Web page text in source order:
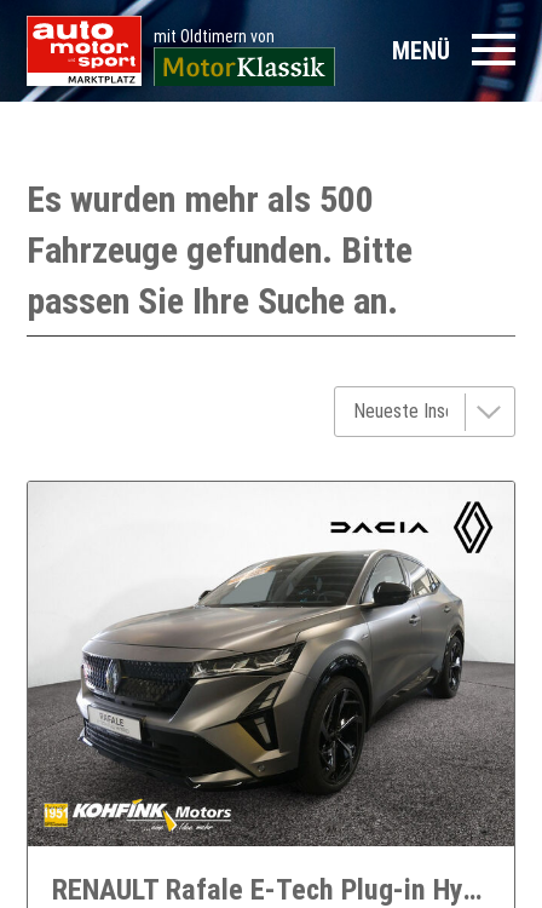
mit Oldtimern von MENÜ
Es wurden mehr als 500
Fahrzeuge gefunden. Bitte
passen Sie Ihre Suche an.
RENAULT Rafale E-Tech Plug-in Hybrid 300 Atelier Alpine 4x4